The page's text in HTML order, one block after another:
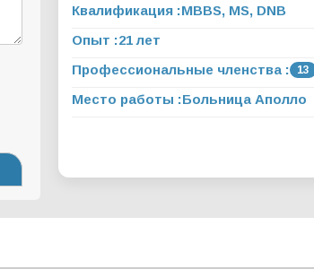
Квалификация :MBBS, MS, DNB
Опыт :21 лет
Профессиональные членства :
13
Место работы :Больница Аполло